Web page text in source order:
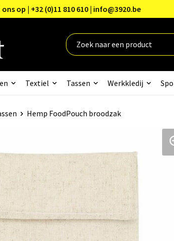
op | +32 (0)11 810 610 | info@3920.be
Textiel Tassen Werkkledij
Hemp FoodPouch broodzak